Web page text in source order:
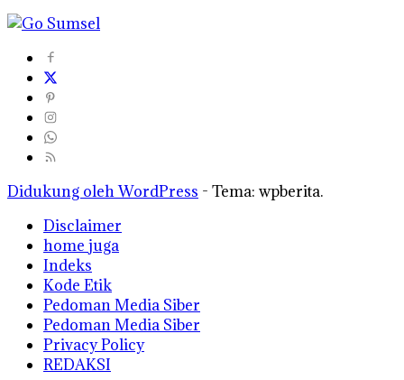
Didukung oleh WordPress - Tema: wpberita.
Disclaimer
home juga
Indeks
Kode Etik
Pedoman Media Siber
Pedoman Media Siber
Privacy Policy
REDAKSI